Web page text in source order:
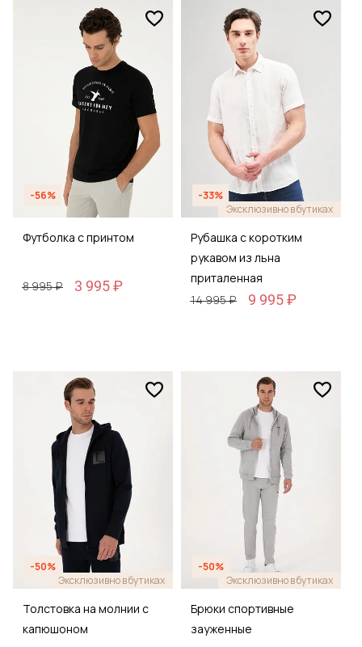
-56%
Футболка с принтом
8 995 ₽ 3 995 ₽
-33%
Эксклюзивно в бутиках
Рубашка с коротким
рукавом из льна
приталенная
14 995 ₽
9 995 ₽
-50%
Эксклюзивно в бутиках
Толстовка на молнии с
капюшоном
-50%
Эксклюзивно в бутиках
Брюки спортивные
зауженные